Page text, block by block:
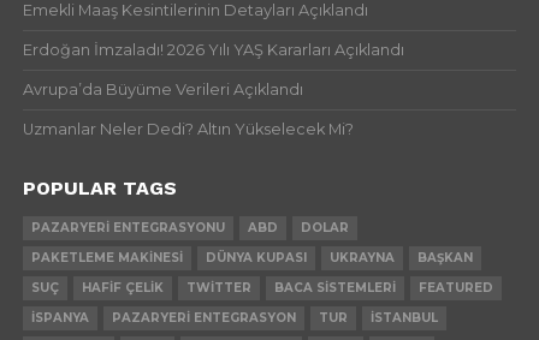
Emekli Maaş Kesintilerinin Detayları Açıklandı
Erdoğan İmzaladı! 2026 Yılı YAŞ Kararları Açıklandı
Avrupa’da Büyüme Verileri Açıklandı
Uzmanlar Neler Dedi? Altın Yükselecek Mi?
POPULAR TAGS
PAZARYERI ENTEGRASYONU ABD
DOLAR
PAKETLEME MAKINESI
DÜNYA KUPASI UKRAYNA
BAŞKAN
SUÇ
HAFIF ÇELIK TWITTER BACA SISTEMLERI
FEATURED
İSPANYA
PAZARYERI ENTEGRASYON TUR İSTANBUL